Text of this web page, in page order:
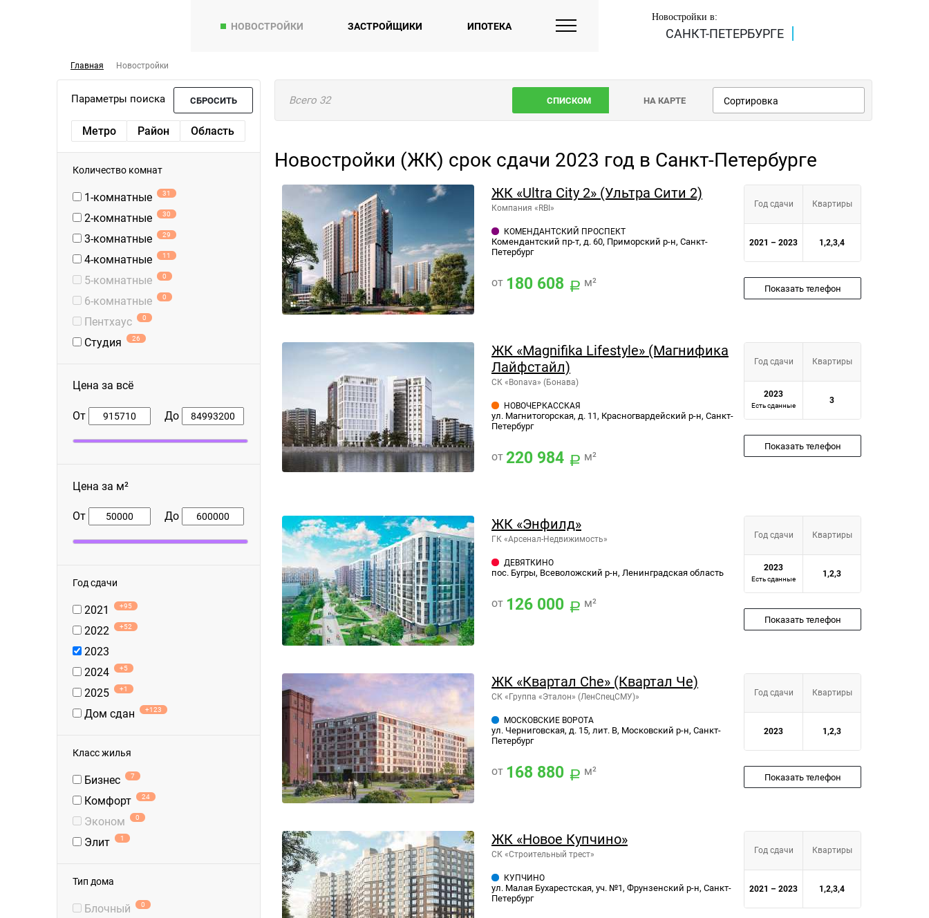
НОВОСТРОЙКИ ЗАСТРОЙЩИКИ ИПОТЕКА
Новостройки в:
САНКТ-ПЕТЕРБУРГЕ
Главная Новостройки
Параметры поиска СБРОСИТЬ
Метро Район Область
Количество комнат
1-комнатные 31
2-комнатные 30
3-комнатные 29
4-комнатные 11
5-комнатные 0
6-комнатные 0
Пентхаус 0
Студия 26
Цена за всё
От До
Цена за м²
От До
Год сдачи
2021 +95
2022 +52
2023
2024
+5
2025 +1
Дом сдан +123
Класс жилья
Бизнес 7
Комфорт 24
Эконом 0
Элит 1
Тип дома
Блочный 0
Всего 32 Сортировка
НА КАРТЕ
СПИСКОМ
Новостройки (ЖК) срок сдачи 2023 год в Санкт-Петербурге
ЖК «Ultra City 2» (Ультра Сити 2)
Компания «RBI»
КОМЕНДАНТСКИЙ ПРОСПЕКТ
Комендантский пр-т, д. 60, Приморский р-н, Санкт-
Петербург
от 180 608 м²
Год сдачи Квартиры
2021 – 2023 1,2,3,4
Показать телефон
ЖК «Magnifika Lifestyle» (Магнифика
Лайфстайл)
СК «Bonava» (Бонава)
НОВОЧЕРКАССКАЯ
ул. Магнитогорская, д. 11, Красногвардейский р-н, Санкт-
Петербург
от 220 984 м²
Год сдачи Квартиры
2023
Есть сданные
3
Показать телефон
ЖК «Энфилд»
ГК «Арсенал-Недвижимость»
ДЕВЯТКИНО
пос. Бугры, Всеволожский р-н, Ленинградская область
от 126 000 м²
Год сдачи Квартиры
2023
Есть сданные
1,2,3
Показать телефон
ЖК «Квартал Che» (Квартал Че)
СК «Группа «Эталон» (ЛенСпецСМУ)»
МОСКОВСКИЕ ВОРОТА
ул. Черниговская, д. 15, лит. В, Московский р-н, Санкт-
Петербург
от 168 880 м²
Год сдачи Квартиры
2023 1,2,3
Показать телефон
ЖК «Новое Купчино»
СК «Строительный трест»
КУПЧИНО
ул. Малая Бухарестская, уч. №1, Фрунзенский р-н, Санкт-
Петербург
Год сдачи Квартиры
2021 – 2023 1,2,3,4